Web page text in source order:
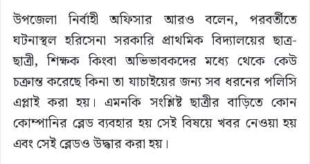
উপজেলা নির্বাহী অফিসার আরও বলেন, পরবর্তীতে
ঘটনাস্থল হরিসেনা সরকারি প্রাথমিক বিদ্যালয়ের ছাত্র-
ছাত্রী, শিক্ষক কিংবা অভিভাবকদের মধ্যে থেকে কেউ
চক্রান্ত করেছে কিনা তা যাচাইয়ের জন্য সব ধরনের পলিসি
এপ্লাই করা হয়। এমনকি সংশ্লিষ্ট ছাত্রীর বাড়িতে কোন
কোম্পানির ব্লেড ব্যবহার হয় সেই বিষয়ে খবর নেওয়া হয়
এবং সেই ব্লেডও উদ্ধার করা হয়।